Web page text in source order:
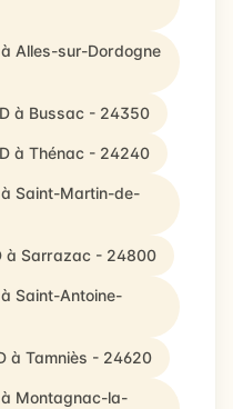
Alles-sur-Dordogne
à Bussac - 24350
à Thénac - 24240
Saint-Martin-de-
à Sarrazac - 24800
Saint-Antoine-
à Tamniès - 24620
Montagnac-la-